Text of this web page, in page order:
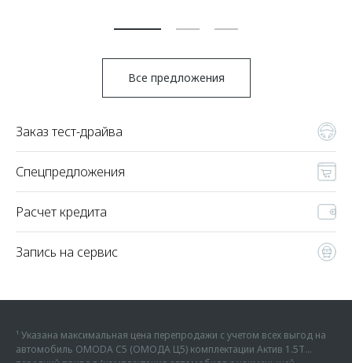
Все предложения
Заказ тест-драйва
Спецпредложения
Расчет кредита
Запись на сервис
¹ Указана максимальная цена перепродажи с учетом всех выгод на
автомобиль OMODA C5 (ОМОДА Ц5) комплектации Актив 1.5Т